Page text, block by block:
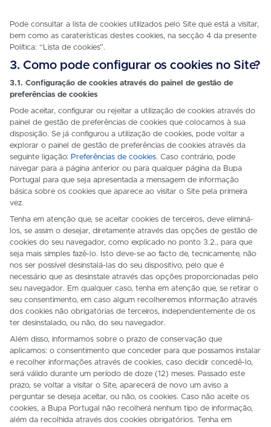
Pode consultar a lista de cookies utilizados pelo Site que está a visitar,
bem como as caraterísticas destes cookies, na secção 4 da presente
Política: “Lista de cookies”.
3. Como pode configurar os cookies no Site?
3.1. Configuração de cookies através do painel de gestão de
preferências de cookies
Pode aceitar, configurar ou rejeitar a utilização de cookies através do
painel de gestão de preferências de cookies que colocamos à sua
disposição. Se já configurou a utilização de cookies, pode voltar a
explorar o painel de gestão de preferências de cookies através da
seguinte ligação: Preferências de cookies. Caso contrário, pode
navegar para a página anterior ou para qualquer página da Bupa
Portugal para que seja apresentada a mensagem de informação
básica sobre os cookies que aparece ao visitar o Site pela primeira
vez.
Tenha em atenção que, se aceitar cookies de terceiros, deve eliminá-
los, se assim o desejar, diretamente através das opções de gestão de
cookies do seu navegador, como explicado no ponto 3.2., para que
seja mais simples fazê-lo. Isto deve-se ao facto de, tecnicamente, não
nos ser possível desinstalá-las do seu dispositivo, pelo que é
necessário que as desinstale através das opções proporcionadas pelo
seu navegador. Em qualquer caso, tenha em atenção que, se retirar o
seu consentimento, em caso algum recolheremos informação através
dos cookies não obrigatórias de terceiros, independentemente de os
ter desinstalado, ou não, do seu navegador.
Além disso, informamos sobre o prazo de conservação que
aplicamos: o consentimento que conceder para que possamos instalar
e recolher informações através de cookies, caso decidir concedê-lo,
será válido durante um período de doze (12) meses. Passado este
prazo, se voltar a visitar o Site, aparecerá de novo um aviso a
perguntar se deseja aceitar, ou não, os cookies. Caso não aceite os
cookies, a Bupa Portugal não recolherá nenhum tipo de informação,
além da recolhida através dos cookies obrigatórios. Tenha em